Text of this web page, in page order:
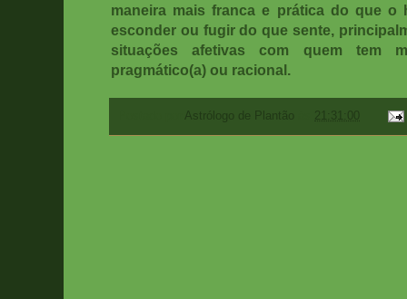
maneira mais franca e prática do que o
esconder ou fugir do que sente,
situações afetivas com quem tem
pragmático(a) ou racional.
Astrólogo de Plantão 21:31:00